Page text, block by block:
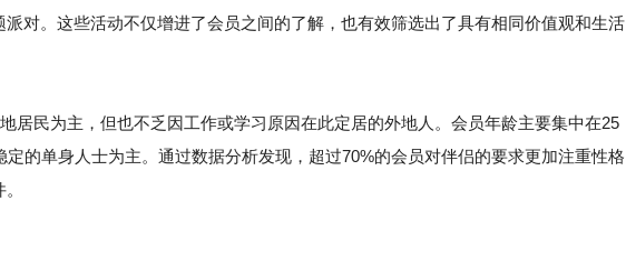
对。这些活动不仅增进了会员之间的了解，也有效筛选出了具有相同价值观和生活
民为主，但也不乏因工作或学习原因在此定居的外地人。会员年龄主要集中在25
的单身人士为主。通过数据分析发现，超过70%的会员对伴侣的要求更加注重性格